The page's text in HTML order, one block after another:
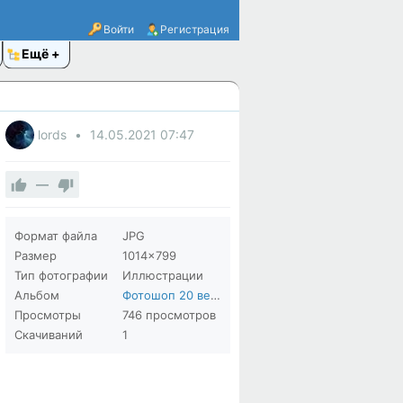
Войти Регистрация
Ещё
lords 14.05.2021 07:47
—
Формат файла
JPG
Размер
1014×799
Тип фотографии
Иллюстрации
Альбом
Фотошоп 20 века ))
Просмотры
746 просмотров
Скачиваний
1